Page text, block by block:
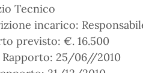
Tecnico
incarico:
previsto: €. 16.500
25/06//2010